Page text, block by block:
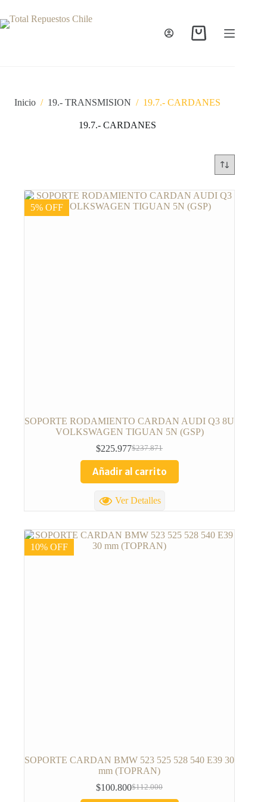
Inicio / 19.- TRANSMISION / 19.7.- CARDANES
19.7.- CARDANES
5% OFF
SOPORTE RODAMIENTO CARDAN AUDI Q3 8U
VOLKSWAGEN TIGUAN 5N (GSP)
$237.871
$225.977
Añadir al carrito
Ver Detalles
10% OFF
SOPORTE CARDAN BMW 523 525 528 540 E39 30
mm (TOPRAN)
$112.000
$100.800